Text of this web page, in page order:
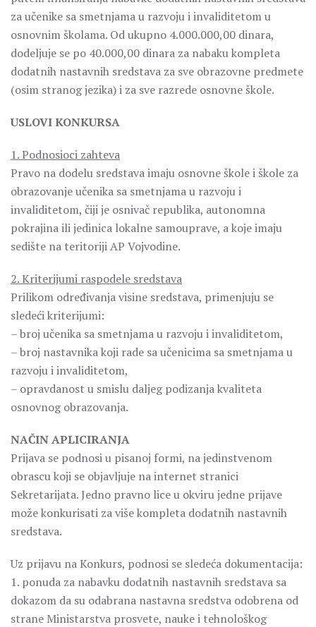
za učenike sa smetnjama u razvoju i invaliditetom u
osnovnim školama. Od ukupno 4.000.000,00 dinara,
dodeljuje se po 40.000,00 dinara za nabaku kompleta
dodatnih nastavnih sredstava za sve obrazovne predmete
(osim stranog jezika) i za sve razrede osnovne škole.
USLOVI KONKURSA
1. Podnosioci zahteva
Pravo na dodelu sredstava imaju osnovne škole i škole za
obrazovanje učenika sa smetnjama u razvoju i
invaliditetom, čiji je osnivač republika, autonomna
pokrajina ili jedinica lokalne samouprave, a koje imaju
sedište na teritoriji AP Vojvodine.
2. Kriterijumi raspodele sredstava
Prilikom određivanja visine sredstava, primenjuju se
sledeći kriterijumi:
– broj učenika sa smetnjama u razvoju i invaliditetom,
– broj nastavnika koji rade sa učenicima sa smetnjama u
razvoju i invaliditetom,
– opravdanost u smislu daljeg podizanja kvaliteta
osnovnog obrazovanja.
NAČIN APLICIRANJA
Prijava se podnosi u pisanoj formi, na jedinstvenom
obrascu koji se objavljuje na internet stranici
Sekretarijata. Jedno pravno lice u okviru jedne prijave
može konkurisati za više kompleta dodatnih nastavnih
sredstava.
Uz prijavu na Konkurs, podnosi se sledeća dokumentacija:
1. ponuda za nabavku dodatnih nastavnih sredstava sa
dokazom da su odabrana nastavna sredstva odobrena od
strane Ministarstva prosvete, nauke i tehnološkog